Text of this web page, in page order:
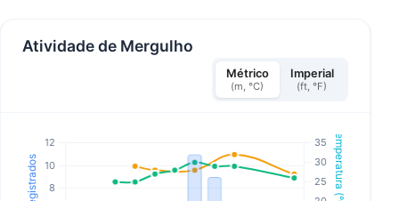
Atividade de Mergulho
Métrico
(m, °C)
Imperial
(ft, °F)